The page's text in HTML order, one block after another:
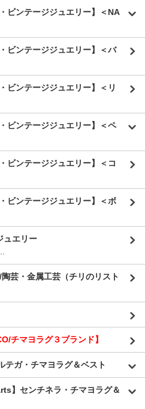
ビンテージジュエリー】＜NA
ビンテージジュエリー】＜バ
ビンテージジュエリー】＜リ
ビンテージジュエリー】＜ペ
ビンテージジュエリー】＜コ
ビンテージジュエリー】＜ボ
ュエリー
芸・金属工芸（チリのリスト
チマヨラグ３ブランド】
ガ・チマヨラグ＆ベスト
】センチネラ・チマヨラグ＆